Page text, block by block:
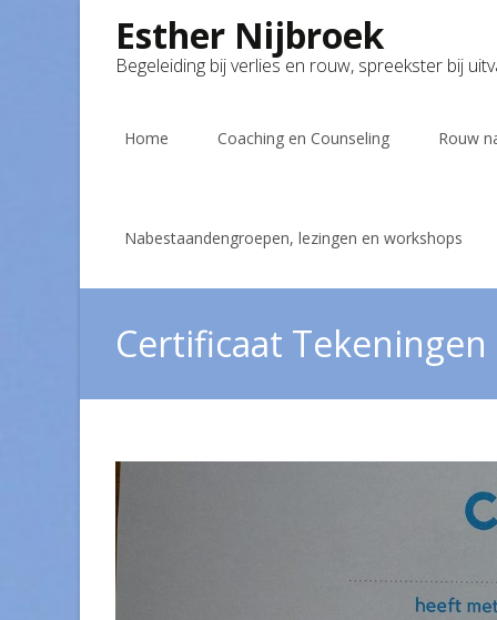
Esther Nijbroek
Begeleiding bij verlies en rouw, spreekster bij
Home Coaching en Counseling Rouw
Nabestaandengroepen, lezingen en workshops
Certificaat